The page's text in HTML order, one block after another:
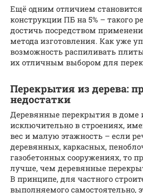
Ещё одним отличием
конструкции ПБ на 5% – такого
достичь посредством
метода изготовления. Как уже
возможность распиливать
их отличным выбором для
Перекрытия из дерева:
недостатки
Деревянные перекрытия в доме
исключительно в строениях,
вес и малую этажность – если
деревянных, каркасных,
газобетонных сооружениях, то
лучше, чем деревянные
В принципе, для частного
выполняемого самостоятельно,